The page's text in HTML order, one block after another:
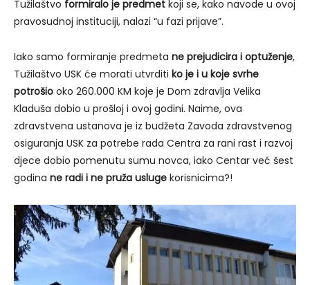
Tužilaštvo formiralo je predmet koji se, kako navode u ovoj
pravosudnoj instituciji, nalazi “u fazi prijave”.
Iako samo formiranje predmeta ne prejudicira i optuženje,
Tužilaštvo USK će morati utvrditi ko je i u koje svrhe
potrošio oko 260.000 KM koje je Dom zdravlja Velika
Kladuša dobio u prošloj i ovoj godini. Naime, ova
zdravstvena ustanova je iz budžeta Zavoda zdravstvenog
osiguranja USK za potrebe rada Centra za rani rast i razvoj
djece dobio pomenutu sumu novca, iako Centar već šest
godina ne radi i ne pruža usluge korisnicima?!